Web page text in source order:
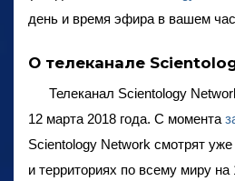
день и время эфира в вашем
О телеканале
Телеканал Scientology
12 марта 2018 года. С момента
Scientology Network смотрят уже
и территориях по всему миру на